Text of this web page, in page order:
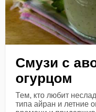
Смузи с
огурцом
Тем, кто любит
типа айран и летние